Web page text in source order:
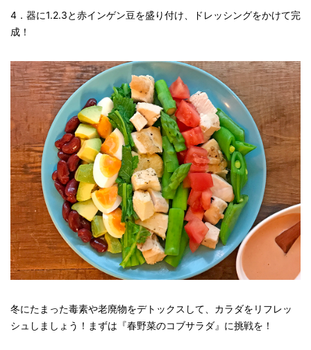
4．器に1.2.3と赤インゲン豆を盛り付け、ドレッシングをかけて完
成！
冬にたまった毒素や老廃物をデトックスして、カラダをリフレッ
シュしましょう！まずは『春野菜のコブサラダ』に挑戦を！